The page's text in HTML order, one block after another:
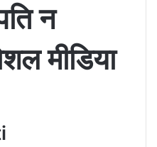
न
मीडिया